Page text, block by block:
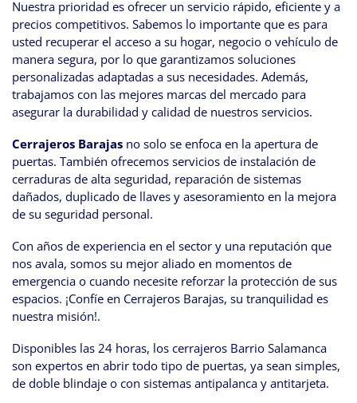
Nuestra prioridad es ofrecer un servicio rápido, eficiente y a
precios competitivos. Sabemos lo importante que es para
usted recuperar el acceso a su hogar, negocio o vehículo de
manera segura, por lo que garantizamos soluciones
personalizadas adaptadas a sus necesidades. Además,
trabajamos con las mejores marcas del mercado para
asegurar la durabilidad y calidad de nuestros servicios.
Cerrajeros Barajas no solo se enfoca en la apertura de
puertas. También ofrecemos servicios de instalación de
cerraduras de alta seguridad, reparación de sistemas
dañados, duplicado de llaves y asesoramiento en la mejora
de su seguridad personal.
Con años de experiencia en el sector y una reputación que
nos avala, somos su mejor aliado en momentos de
emergencia o cuando necesite reforzar la protección de sus
espacios. ¡Confíe en Cerrajeros Barajas, su tranquilidad es
nuestra misión!.
Disponibles las 24 horas, los cerrajeros Barrio Salamanca
son expertos en abrir todo tipo de puertas, ya sean simples,
de doble blindaje o con sistemas antipalanca y antitarjeta.